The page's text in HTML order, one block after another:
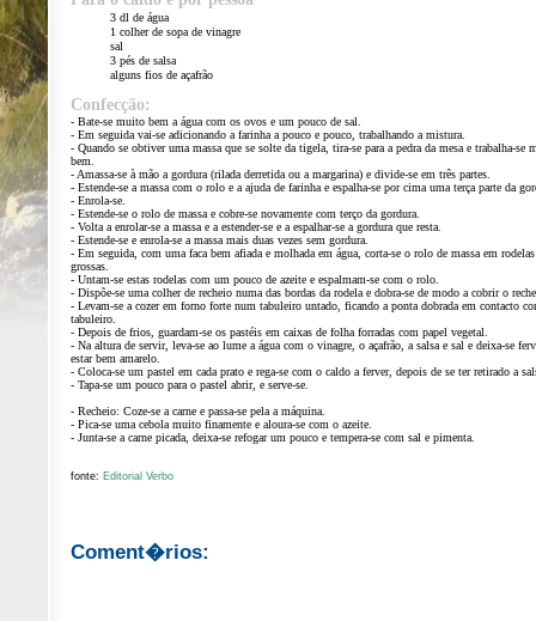
3 dl de água
1 colher de sopa de vinagre
sal
3 pés de salsa
alguns fios de açafrão
Confecção:
- Bate-se muito bem a água com os ovos e um pouco de sal.
- Em seguida vai-se adicionando a farinha a pouco e pouco, trabalhando a mistura.
- Quando se obtiver uma massa que se solte da tigela, tira-se para a pedra da mesa e trabalha-se
bem.
- Amassa-se à mão a gordura (rilada derretida ou a margarina) e divide-se em três partes.
- Estende-se a massa com o rolo e a ajuda de farinha e espalha-se por cima uma terça parte da
- Enrola-se.
- Estende-se o rolo de massa e cobre-se novamente com terço da gordura.
- Volta a enrolar-se a massa e a estender-se e a espalhar-se a gordura que resta.
- Estende-se e enrola-se a massa mais duas vezes sem gordura.
- Em seguida, com uma faca bem afiada e molhada em água, corta-se o rolo de massa em rodelas
grossas.
- Untam-se estas rodelas com um pouco de azeite e espalmam-se com o rolo.
- Dispõe-se uma colher de recheio numa das bordas da rodela e dobra-se de modo a cobrir o
- Levam-se a cozer em forno forte num tabuleiro untado, ficando a ponta dobrada em contacto
tabuleiro.
- Depois de frios, guardam-se os pastéis em caixas de folha forradas com papel vegetal.
- Na altura de servir, leva-se ao lume a água com o vinagre, o açafrão, a salsa e sal e deixa-se
estar bem amarelo.
- Coloca-se um pastel em cada prato e rega-se com o caldo a ferver, depois de se ter retirado a
- Tapa-se um pouco para o pastel abrir, e serve-se.
- Recheio: Coze-se a carne e passa-se pela a máquina.
- Pica-se uma cebola muito finamente e aloura-se com o azeite.
- Junta-se a carne picada, deixa-se refogar um pouco e tempera-se com sal e pimenta.
fonte: Editorial Verbo
Coment�rios: